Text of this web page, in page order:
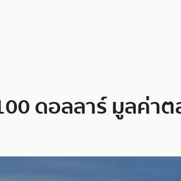
ดอลลาร์ มูลค่า